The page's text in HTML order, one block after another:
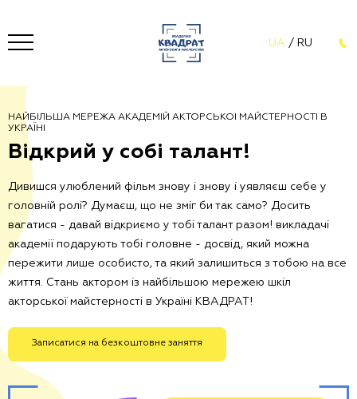
UA / RU
НАЙБІЛЬША МЕРЕЖА АКАДЕМІЙ АКТОРСЬКОЇ МАЙСТЕРНОСТІ В
УКРАЇНІ
Відкрий у собі талант!
Дивишся улюблений фільм знову і знову і уявляєш себе у
головній ролі? Думаєш, що не зміг би так само? Досить
вагатися - давай відкриємо у тобі талант разом! викладачі
академії подарують тобі головне - досвід, який можна
пережити лише особисто, та який залишиться з тобою на все
життя. Стань актором із найбільшою мережею шкіл
акторської майстерності в Україні КВАДРАТ!
Записатися на безкоштовне заняття